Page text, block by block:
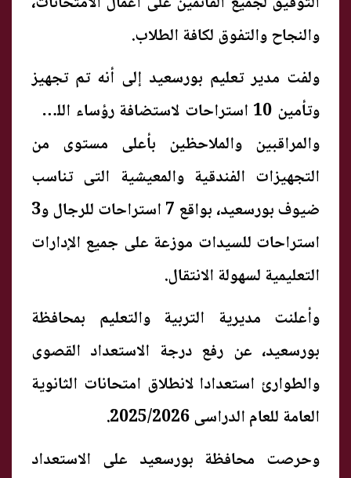
والنجاح والتفوق لكافة الطلاب.
ولفت مدير تعليم بورسعيد إلى أنه تم تجهيز
وتأمين 10 استراحات لاستضافة رؤساء اللجان
والمراقبين والملاحظين بأعلى مستوى من
التجهيزات الفندقية والمعيشية التى تناسب
ضيوف بورسعيد، بواقع 7 استراحات للرجال و3
استراحات للسيدات موزعة على جميع الإدارات
التعليمية لسهولة الانتقال.
وأعلنت مديرية التربية والتعليم بمحافظة
بورسعيد، عن رفع درجة الاستعداد القصوى
والطوارئ استعدادا لانطلاق امتحانات الثانوية
العامة للعام الدراسى 2025/2026.
وحرصت محافظة بورسعيد على الاستعداد